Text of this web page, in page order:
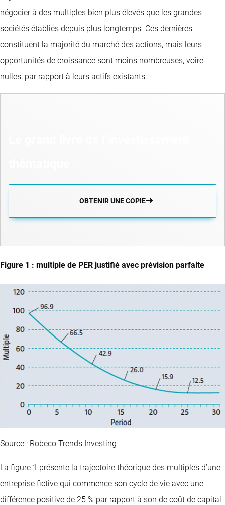
négocier à des multiples bien plus élevés que les grandes
sociétés établies depuis plus longtemps. Ces dernières
constituent la majorité du marché des actions, mais leurs
opportunités de croissance sont moins nombreuses, voire
nulles, par rapport à leurs actifs existants.
OBTENIR UNE COPIE
Figure 1 : multiple de PER justifié avec prévision parfaite
Source : Robeco Trends Investing
La figure 1 présente la trajectoire théorique des multiples d’une
entreprise fictive qui commence son cycle de vie avec une
différence positive de 25 % par rapport à son de coût de capital